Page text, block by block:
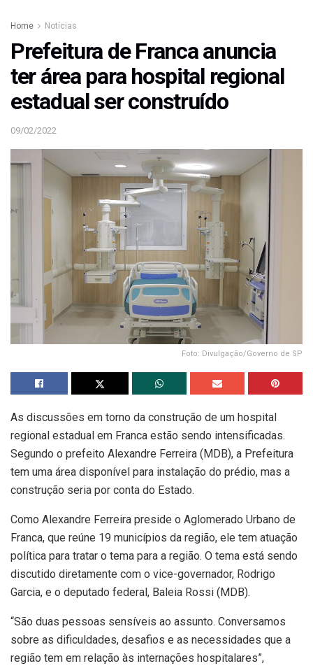
Home Notícias
Prefeitura de Franca anuncia
ter área para hospital regional
estadual ser construído
09/02/2022
Foto: Divulgação/Governo de SP
As discussões em torno da construção de um hospital
regional estadual em Franca estão sendo intensificadas.
Segundo o prefeito Alexandre Ferreira (MDB), a Prefeitura
tem uma área disponível para instalação do prédio, mas a
construção seria por conta do Estado.
Como Alexandre Ferreira preside o Aglomerado Urbano de
Franca, que reúne 19 municípios da região, ele tem atuação
política para tratar o tema para a região. O tema está sendo
discutido diretamente com o vice-governador, Rodrigo
Garcia, e o deputado federal, Baleia Rossi (MDB).
“São duas pessoas sensíveis ao assunto. Conversamos
sobre as dificuldades, desafios e as necessidades que a
região tem em relação às internações hospitalares”,